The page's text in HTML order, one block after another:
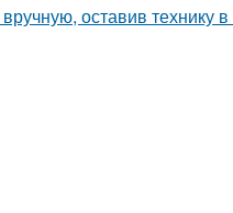
оставив технику в